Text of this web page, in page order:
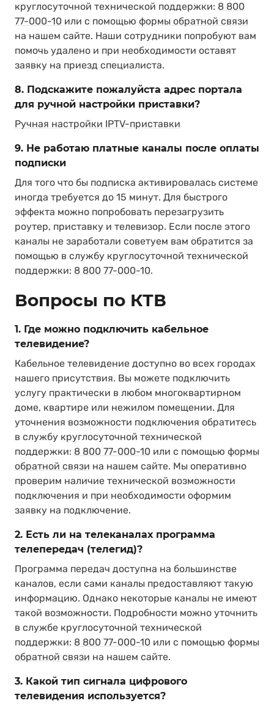
круглосуточной технической поддержки: 8 800
77-000-10 или с помощью формы обратной связи
на нашем сайте. Наши сотрудники попробуют вам
помочь удалено и при необходимости оставят
заявку на приезд специалиста.
8. Подскажите пожалуйста адрес портала
для ручной настройки приставки?
Ручная настройки IPTV-приставки
9. Не работаю платные каналы после оплаты
подписки
Для того что бы подписка активировалась системе
иногда требуется до 15 минут. Для быстрого
эффекта можно попробовать перезагрузить
роутер, приставку и телевизор. Если после этого
каналы не заработали советуем вам обратится за
помощью в службу круглосуточной технической
поддержки: 8 800 77-000-10.
Вопросы по КТВ
1. Где можно подключить кабельное
телевидение?
Кабельное телевидение доступно во всех городах
нашего присутствия. Вы можете подключить
услугу практически в любом многоквартирном
доме, квартире или нежилом помещении. Для
уточнения возможности подключения обратитесь
в службу круглосуточной технической
поддержки: 8 800 77-000-10 или с помощью формы
обратной связи на нашем сайте. Мы оперативно
проверим наличие технической возможности
подключения и при необходимости оформим
заявку на подключение.
2. Есть ли на телеканалах программа
телепередач (телегид)?
Программа передач доступна на большинстве
каналов, если сами каналы предоставляют такую
информацию. Однако некоторые каналы не имеют
такой возможности. Подробности можно уточнить
в службе круглосуточной технической
поддержки: 8 800 77-000-10 или с помощью формы
обратной связи на нашем сайте.
3. Какой тип сигнала цифрового
телевидения используется?